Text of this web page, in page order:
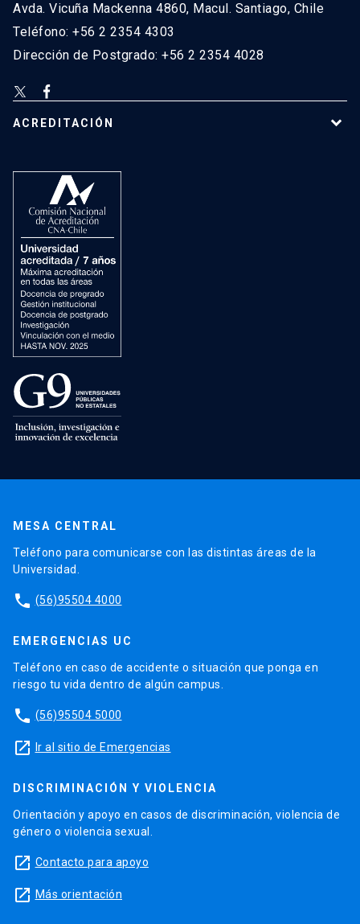
Avda. Vicuña Mackenna 4860, Macul. Santiago, Chile
Teléfono: +56 2 2354 4303
Dirección de Postgrado: +56 2 2354 4028
ACREDITACIÓN
MESA CENTRAL
Teléfono para comunicarse con las distintas áreas de la
Universidad.
phone (56)95504 4000
EMERGENCIAS UC
Teléfono en caso de accidente o situación que ponga en
riesgo tu vida dentro de algún campus.
phone (56)95504 5000
launch Ir al sitio de Emergencias
DISCRIMINACIÓN Y VIOLENCIA
Orientación y apoyo en casos de discriminación, violencia de
género o violencia sexual.
launch Contacto para apoyo
launch Más orientación